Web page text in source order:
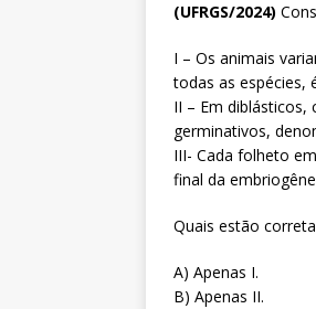
(UFRGS/2024)
I – Os animais
todas as espécies,
II – Em
germinativos,
III- Cada folheto
final da
Quais estão
A) Apenas I.
B) Apenas II.